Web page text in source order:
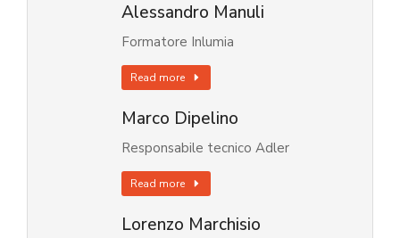
Alessandro Manuli
Formatore Inlumia
Read more
Marco Dipelino
Responsabile tecnico Adler
Read more
Lorenzo Marchisio